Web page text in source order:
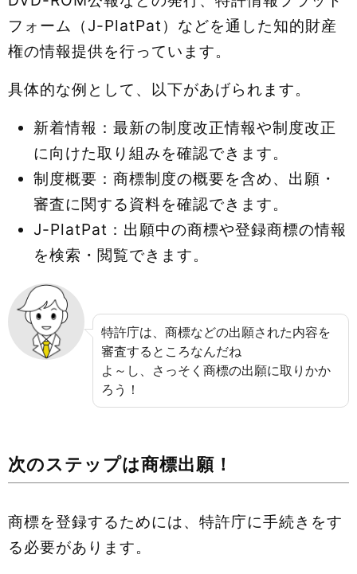
フォーム（J-PlatPat）などを通した知的財産
権の情報提供を行っています。
具体的な例として、以下があげられます。
新着情報：最新の制度改正情報や制度改正
に向けた取り組みを確認できます。
制度概要：商標制度の概要を含め、出願・
審査に関する資料を確認できます。
J-PlatPat：出願中の商標や登録商標の情報
を検索・閲覧できます。
特許庁は、商標などの出願された内容を
審査するところなんだね
よ～し、さっそく商標の出願に取りかか
ろう！
次のステップは商標出願！
商標を登録するためには、特許庁に手続きをす
る必要があります。